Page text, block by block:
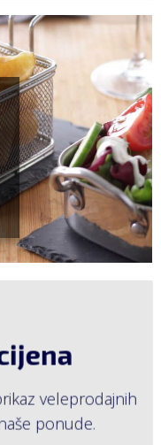
veleprodajnih
ponude.